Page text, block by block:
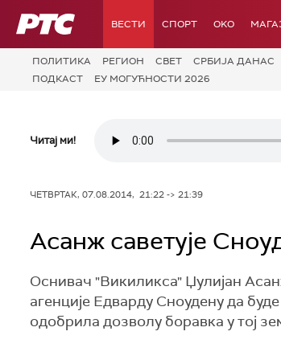
РТС ВЕСТИ СПОРТ OKO
ПОЛИТИКА РЕГИОН СВЕТ СРБИЈА ДАНАС
ПОДКАСТ
ЕУ МОГУЋНОСТИ 2026
Читај ми!
ЧЕТВРТАК, 07.08.2014, 21:22 -> 21:39
Асанж саветује
Оснивач "Викиликса" Џулијан
агенције Едварду Сноудену да
одобрила дозволу боравка у тој